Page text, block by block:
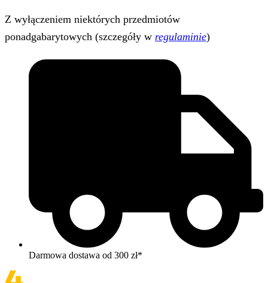
Z wyłączeniem niektórych przedmiotów
ponadgabarytowych (szczegóły w regulaminie)
Darmowa dostawa od 300 zł*